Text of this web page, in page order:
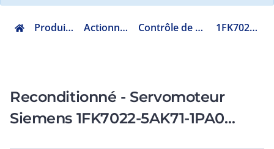
Produits Industriels Actionneur électrique Contrôle de mouvement motion 1FK7022-5AK71-1PA0
Reconditionné - Servomoteur
Siemens 1FK7022-5AK71-1PA0